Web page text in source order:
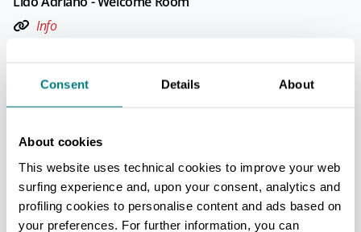
Consent Details About
About cookies
This website uses technical cookies to improve your web
surfing experience and, upon your consent, analytics and
profiling cookies to personalise content and ads based on
your preferences. For further information, you can
Info
Lido di Dante - Ufficio Informazioni e Accoglienza
Turistica (IAT mobile)
Info